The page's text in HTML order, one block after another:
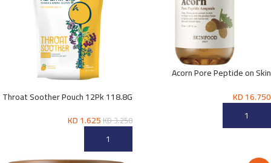
Acorn Pore Peptide on Skin
KD16.750
إضافة إلى السلة
Throat Soother Pouch 12Pk 118.8G
KD3.250
KD1.625
إضافة إلى السلة